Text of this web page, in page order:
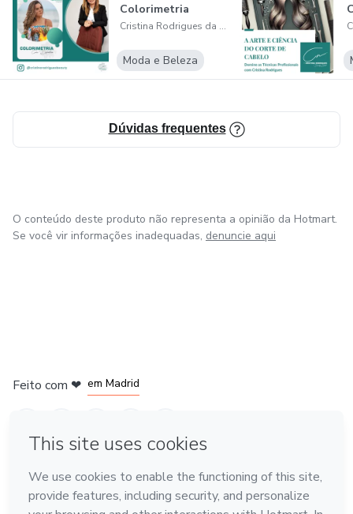
Colorimetria
Cristina Rodrigues da Silva
Moda e Beleza
Dúvidas frequentes
O conteúdo deste produto não representa a opinião da Hotmart.
Se você vir informações inadequadas, denuncie aqui
Feito com ❤ em Madrid
Conheça a Hotmart